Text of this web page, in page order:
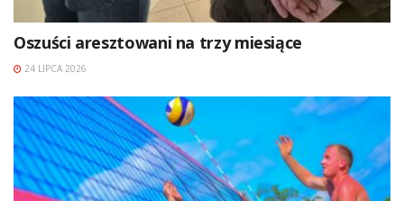
Oszuści aresztowani na trzy miesiące
24 LIPCA 2026